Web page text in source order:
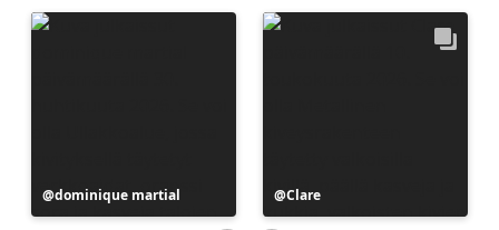
Julkaissut
dominique martial Julkaissut
Clare